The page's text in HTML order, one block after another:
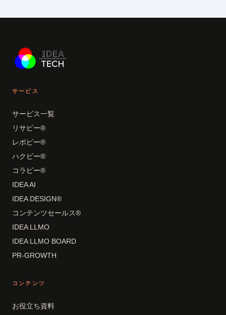
サービス
サービス一覧
リサピー®
レポピー®
ハクピー®
コラピー®
IDEA AI
IDEA DESIGN®
コンテンツセールス®
IDEA LLMO
IDEA LLMO BOARD
PR-GROWTH
コンテンツ
お役立ち資料